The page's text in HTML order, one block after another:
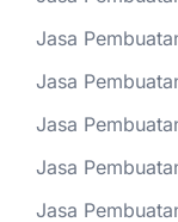
Jasa
Jasa
Jasa
Jasa
Jasa